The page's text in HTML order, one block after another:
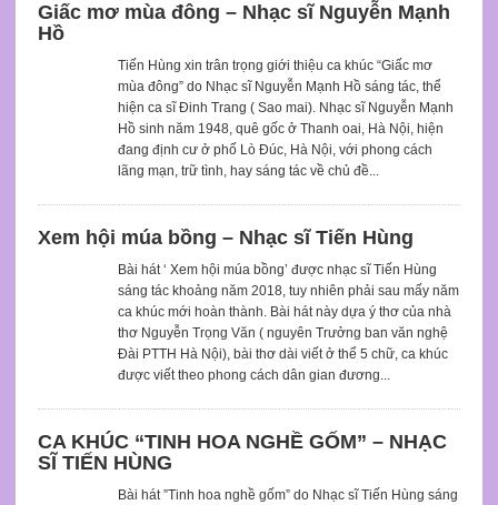
Giấc mơ mùa đông – Nhạc sĩ Nguyễn Mạnh
Hồ
Tiến Hùng xin trân trọng giới thiệu ca khúc “Giấc mơ
mùa đông” do Nhạc sĩ Nguyễn Mạnh Hồ sáng tác, thể
hiện ca sĩ Đinh Trang ( Sao mai). Nhạc sĩ Nguyễn Mạnh
Hồ sinh năm 1948, quê gốc ở Thanh oai, Hà Nội, hiện
đang định cư ở phố Lò Đúc, Hà Nội, với phong cách
lãng mạn, trữ tình, hay sáng tác về chủ đề...
Xem hội múa bồng – Nhạc sĩ Tiến Hùng
Bài hát ‘ Xem hội múa bồng’ được nhạc sĩ Tiến Hùng
sáng tác khoảng năm 2018, tuy nhiên phải sau mấy năm
ca khúc mới hoàn thành. Bài hát này dựa ý thơ của nhà
thơ Nguyễn Trọng Văn ( nguyên Trưởng ban văn nghệ
Đài PTTH Hà Nội), bài thơ dài viết ở thể 5 chữ, ca khúc
được viết theo phong cách dân gian đương...
CA KHÚC “TINH HOA NGHỀ GỐM” – NHẠC
SĨ TIẾN HÙNG
Bài hát ”Tinh hoa nghề gốm” do Nhạc sĩ Tiến Hùng sáng